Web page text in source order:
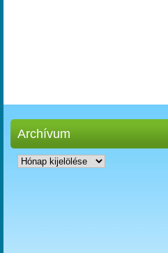
Archívum
Archívum